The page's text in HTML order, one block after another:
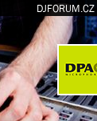
DJFORUM.CZ